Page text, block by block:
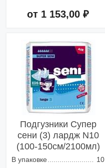
от 1 153,00 ₽
Подгузники Супер
сени (3) лардж N10
(100-150см/2100мл)
В упаковке
10